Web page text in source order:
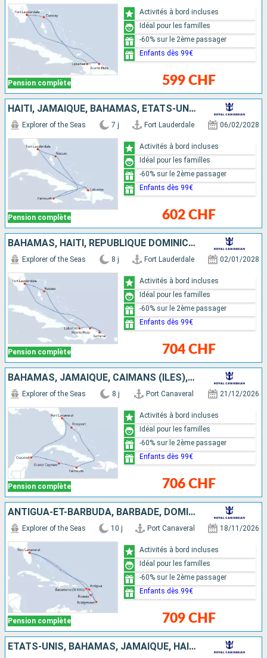
Pension complète 599 CHF
Activités à bord incluses
Idéal pour les familles
-60% sur le 2ème passager
Enfants dès 99€
HAÏTI, JAMAÏQUE, BAHAMAS, ÉTATS-UNIS
Pension complète
Explorer of the Seas 7 j Fort Lauderdale 06/02/2028
602 CHF
Activités à bord incluses
Idéal pour les familles
-60% sur le 2ème passager
Enfants dès 99€
BAHAMAS, HAÏTI, RÉPUBLIQUE DOMINICAINE, ÉTATS-UNIS
Pension complète
Explorer of the Seas 8 j Fort Lauderdale 02/01/2028
704 CHF
Activités à bord incluses
Idéal pour les familles
-60% sur le 2ème passager
Enfants dès 99€
BAHAMAS, JAMAÏQUE, CAÏMANS (ÎLES), MEXIQUE, ÉTATS-UNIS
Pension complète
Explorer of the Seas 8 j Port Canaveral 21/12/2026
706 CHF
Activités à bord incluses
Idéal pour les familles
-60% sur le 2ème passager
Enfants dès 99€
ANTIGUA-ET-BARBUDA, BARBADE, DOMINIQUE, SAINT-CHRISTOPHE-ET-NIÉVÈS, ÉTATS-UNIS
Pension complète
Explorer of the Seas 10 j Port Canaveral 18/11/2026
709 CHF
Activités à bord incluses
Idéal pour les familles
-60% sur le 2ème passager
Enfants dès 99€
ÉTATS-UNIS, BAHAMAS, JAMAÏQUE, HAÏTI